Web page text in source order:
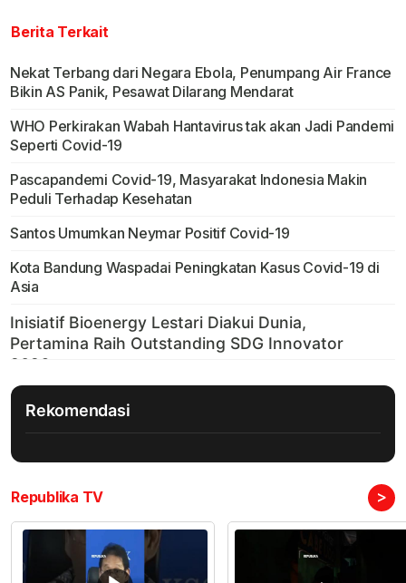
Berita Terkait
Nekat Terbang dari Negara Ebola, Penumpang Air France
Bikin AS Panik, Pesawat Dilarang Mendarat
WHO Perkirakan Wabah Hantavirus tak akan Jadi Pandemi
Seperti Covid-19
Pascapandemi Covid-19, Masyarakat Indonesia Makin
Peduli Terhadap Kesehatan
Santos Umumkan Neymar Positif Covid-19
Kota Bandung Waspadai Peningkatan Kasus Covid-19 di
Asia
Rekomendasi
Republika TV >